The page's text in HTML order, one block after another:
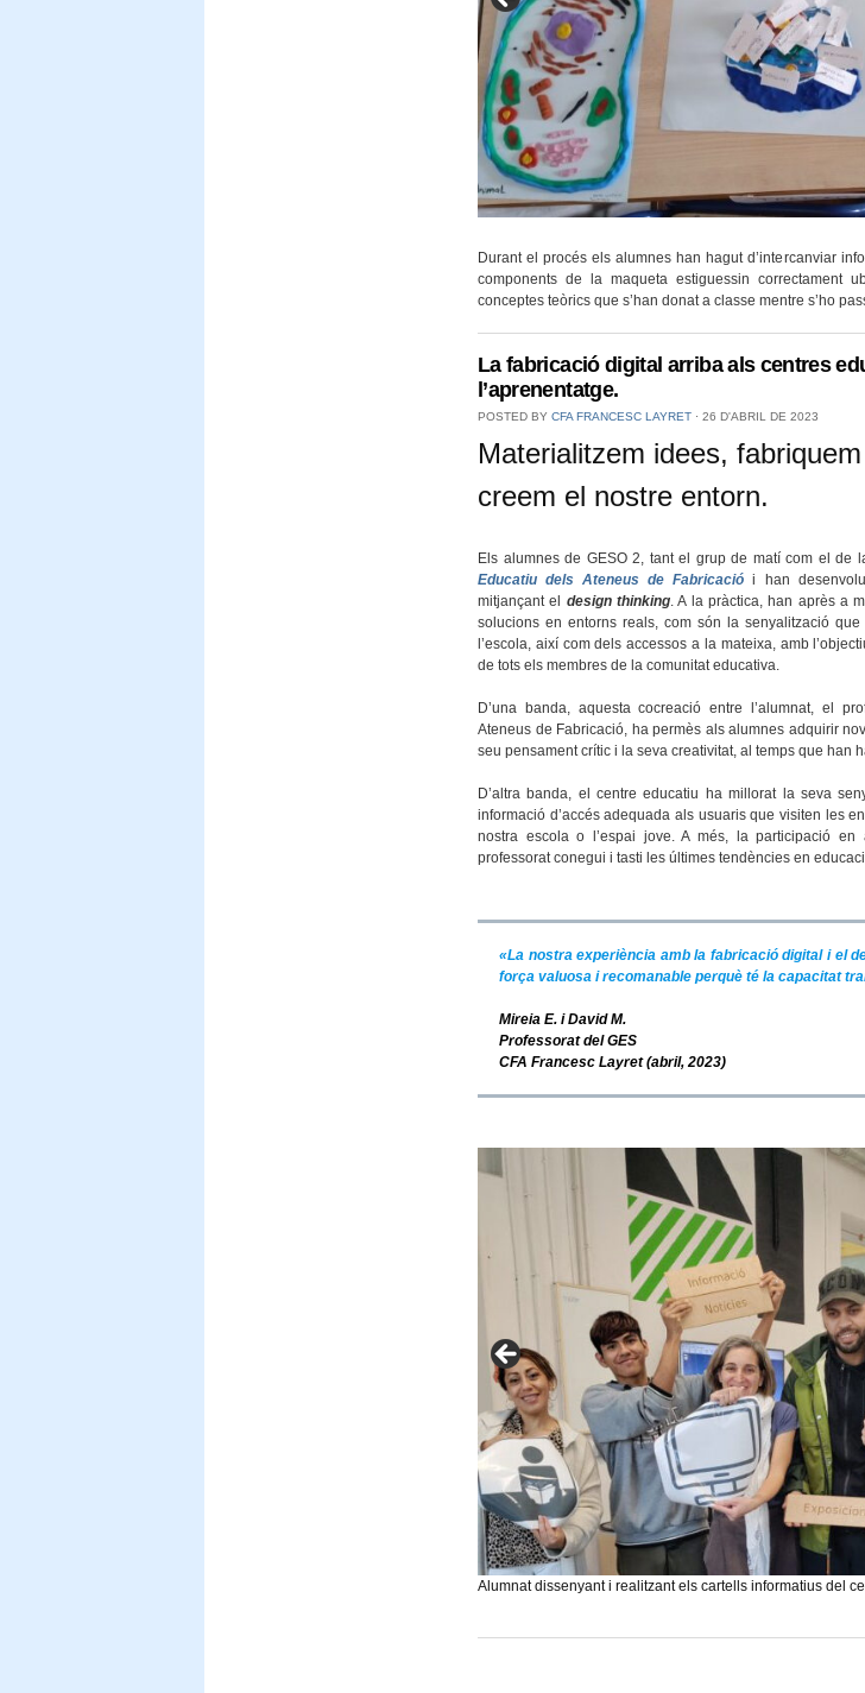
Fem una maqueta de la cèl·lula!
Durant el procés els alumnes han hagut d’intercanviar
components de la maqueta estiguessin correctament
conceptes teòrics que s’han donat a classe mentre s’ho
La fabricació digital arriba als centres
l’aprenentatge.
POSTED BY CFA FRANCESC LAYRET ⋅ 26 D'ABRIL DE 2023
Materialitzem idees,
creem el nostre entorn.
Els alumnes de GESO 2, tant el grup de matí com el de
Educatiu dels Ateneus de Fabricació i han
mitjançant el design thinking. A la pràctica, han après a
solucions en entorns reals, com són la senyalització
l’escola, així com dels accessos a la mateixa, amb
de tots els membres de la comunitat educativa.
D’una banda, aquesta cocreació entre l’alumnat, el
Ateneus de Fabricació, ha permès als alumnes adquirir
seu pensament crític i la seva creativitat, al temps que han
D’altra banda, el centre educatiu ha millorat la seva
informació d’accés adequada als usuaris que visiten les
nostra escola o l’espai jove. A més, la participació
professorat conegui i tasti les últimes tendències en
«La nostra experiència amb la fabricació digital i el
força valuosa i recomanable perquè té la capacitat
Mireia E. i David M.
Professorat del GES
CFA Francesc Layret (abril, 2023)
Alumnat dissenyant i realitzant els cartells informatius del